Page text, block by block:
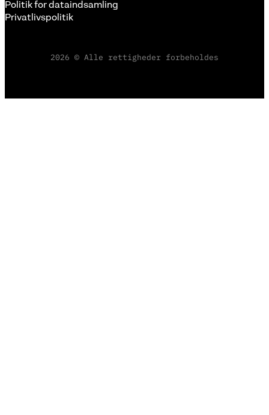
Politik for dataindsamling
Privatlivspolitik
2026 © Alle rettigheder forbeholdes